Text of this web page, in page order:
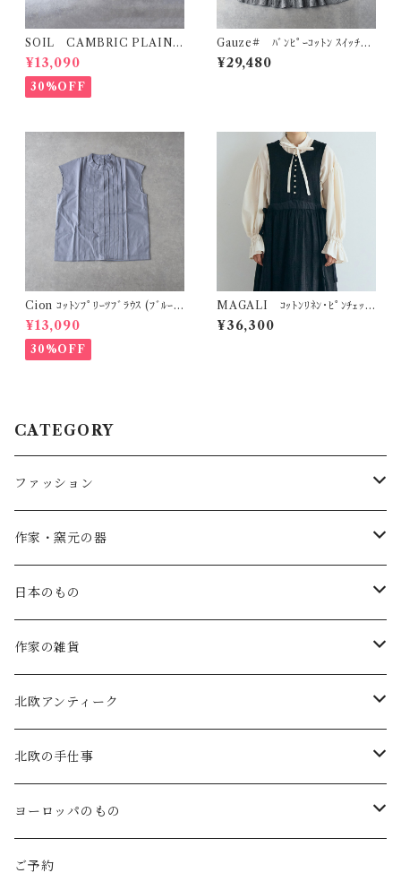
SOIL CAMBRIC PLAIN ｸ
ﾙｰﾈｯｸﾊﾞｯｸｻｲﾄﾞｷﾞｬｻﾞｰﾄﾞﾚｽ
(ﾊﾟｰﾌﾟﾙ) NSL25033
¥13,090
30%OFF
Gauze# ﾊﾞﾝﾋﾟｰｺｯﾄﾝ ｽｲｯﾁﾝ
ｸﾞｷﾞｬｻﾞｰﾜﾝﾋﾟｰｽ (ﾎﾜｲﾄ×ﾌﾞﾗｯｸ)
G1194
¥29,480
Cion ｺｯﾄﾝﾌﾟﾘｰﾂﾌﾞﾗｳｽ (ﾌﾞﾙｰ
¥13,090
30%OFF
MAGALI ｺｯﾄﾝﾘﾈﾝ･ﾋﾟﾝﾁｪｯ
ｸ･ﾀﾌﾞﾘｴﾜﾝﾋﾟｰｽ (ﾁｬｺｰﾙ) OP2
05CH
¥36,300
CATEGORY
ファッション
SALE
atelier naruse
atelier naruse (ﾌｫｰﾏﾙ)
MAGALI
Gauze#
ROBE de PEAU
LABORATORY
作家・窯元の器
矢島操(器)
小鹿田焼の器
中川紀夫(器)
斉藤幸代（器）
icura(木工）
でく工房(ガラス)
日本のもの
コーヒーの道具
鳥越の竹細工(岩手)
わら細工たくぼ(宮崎)
南部鉄器(岩手)
佐渡の釜敷(新潟)
作家の雑貨
habotan
幸生窯
kitona(木製ﾌﾞﾛｰﾁ)
edge(革ﾌﾞﾛｰﾁ)
北欧アンティーク
ARABIA・iittala
グラスウェア
Kronjyden/B&G
北欧の手仕事
白樺の雑貨
白樺のオーナメント
ヨーロッパのもの
スウェーデン
ご予約